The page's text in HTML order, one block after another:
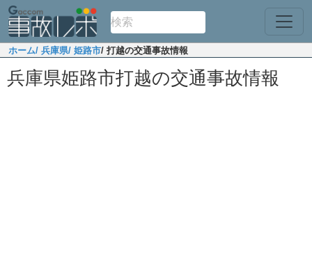
ホーム/ 兵庫県/ 姫路市/ 打越の交通事故情報
兵庫県姫路市打越の交通事故情報